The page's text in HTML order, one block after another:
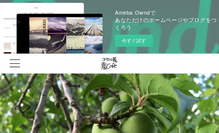
Ameba Owndで
あなただけのホームページやブログをつ
くろう
今すぐ試す